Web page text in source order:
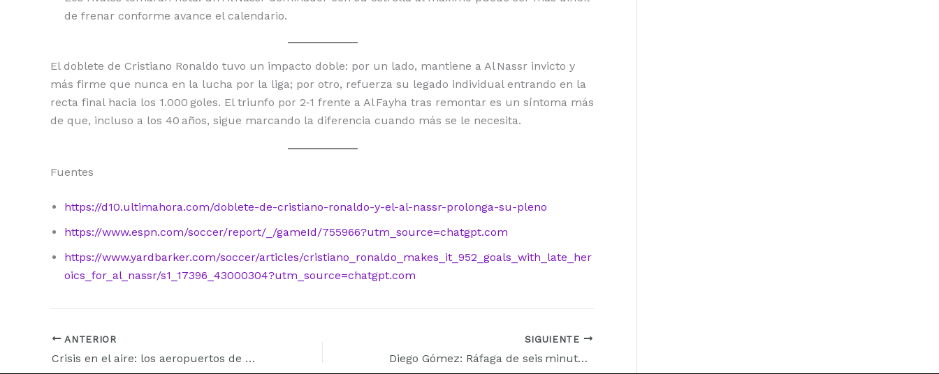
de frenar conforme avance el calendario.
El doblete de Cristiano Ronaldo tuvo un impacto doble: por un lado, mantiene a Al Nassr invicto y
más firme que nunca en la lucha por la liga; por otro, refuerza su legado individual entrando en la
recta final hacia los 1.000 goles. El triunfo por 2‑1 frente a Al Fayha tras remontar es un síntoma más
de que, incluso a los 40 años, sigue marcando la diferencia cuando más se le necesita.
Fuentes
https://d10.ultimahora.com/doblete-de-cristiano-ronaldo-y-el-al-nassr-prolonga-su-pleno
https://www.espn.com/soccer/report/_/gameId/755966?utm_source=chatgpt.com
https://www.yardbarker.com/soccer/articles/cristiano_ronaldo_makes_it_952_goals_with_late_her
oics_for_al_nassr/s1_17396_43000304?utm_source=chatgpt.com
ANTERIOR
Crisis en el aire: los aeropuertos de Nueva York paralizan operaciones por el cierre del Gobierno de EE. UU.
SIGUIENTE
Diego Gómez: Ráfaga de seis minutos y doblete que catapulta al Brighton & Hove Albion ante el Leeds United